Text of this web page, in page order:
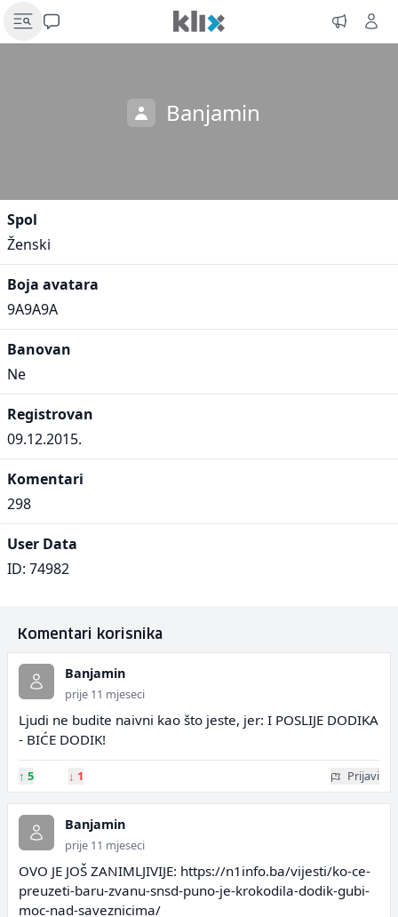
Banjamin
Spol
Ženski
Boja avatara
9A9A9A
Banovan
Ne
Registrovan
09.12.2015.
Komentari
298
User Data
ID: 74982
Komentari korisnika
Banjamin
prije 11 mjeseci
Ljudi ne budite naivni kao što jeste, jer: I POSLIJE DODIKA
- BIĆE DODIK!
↑ 5 ↓ 1 Prijavi
Banjamin
prije 11 mjeseci
OVO JE JOŠ ZANIMLJIVIJE: https://n1info.ba/vijesti/ko-ce-
preuzeti-baru-zvanu-snsd-puno-je-krokodila-dodik-gubi-
moc-nad-saveznicima/